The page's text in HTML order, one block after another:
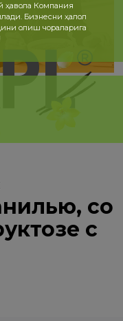
со
с
ҳавола Компания
Бизнесни ҳалол
олиш чораларига